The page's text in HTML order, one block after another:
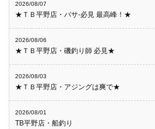
2026/08/07
★ＴＢ平野店・バサ-必見 最高峰！★
2026/08/06
★ＴＢ平野店・磯釣り師 必見★
2026/08/03
★ＴＢ平野店・アジングは爽で★
2026/08/01
TB平野店・船釣り